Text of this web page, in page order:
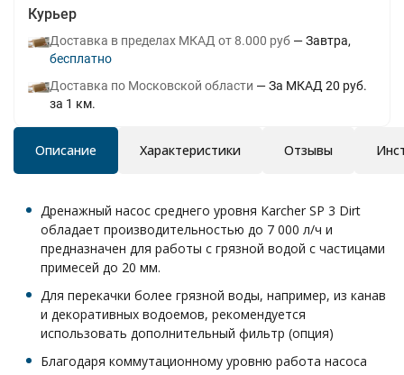
Курьер
Доставка в пределах МКАД от 8.000 руб
Завтра
Бесплатно
Доставка по Московской области
За МКАД 20 руб.
за 1 км.
Описание Характеристики Отзывы
Дренажный насос среднего уровня Karcher SP 3 Dirt
обладает производительностью до 7 000 л/ч и
предназначен для работы с грязной водой с частицами
примесей до 20 мм.
Для перекачки более грязной воды, например, из канав
и декоративных водоемов, рекомендуется
использовать дополнительный фильтр (опция)
Благодаря коммутационному уровню работа насоса